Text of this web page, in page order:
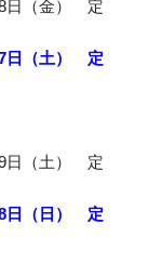
日（金） 定
7日（土） 定
日（土） 定
8日（日） 定